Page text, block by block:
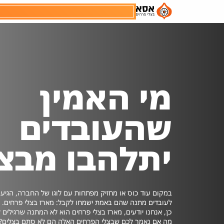
מי האמין
שהעובדים
יתלהבו
במקום עוד כוס או מחזיק מפתחות עם לוגו של החברה,
לעובדים מתנה שהם באמת ישמחו לקבל: מארז בצלי פרחים.
כן, אנחנו יודעים, מארז בצלי פרחים הוא לא המתנה
מה אם נאמר לכם שבצלי הפרחים האלה הם לא סתם
כמות
קראתי ואני מאשר/ת את
מדיניות הפרטיות